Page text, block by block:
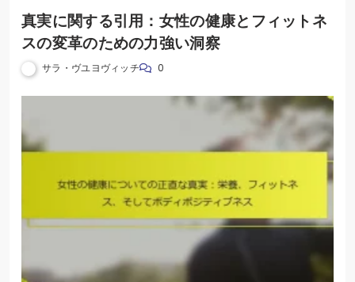
真実に関する引用：女性の健康とフィットネ
スの変革のための力強い洞察
サラ・ヴユヨヴィッチ 0